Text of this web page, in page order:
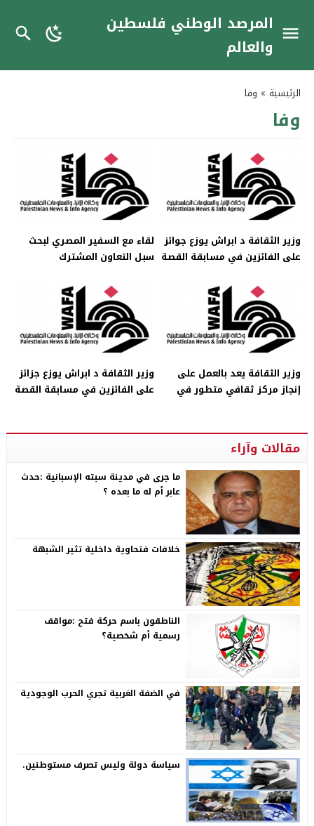
المرصد الوطني فلسطين
والعالم
الرئيسية » وفا
وفا
وزير الثقافة د ابراش يوزع جوائز
على الفائزين في مسابقة القصة
لقاء مع السفير المصري لبحث
سبل التعاون المشترك
وزير الثقافة يعد بالعمل على
إنجاز مركز ثقافي متطور في
وزير الثقافة د ابراش يوزع جزائز
على الفائزين في مسابقة القصة
مقالات وآراء
ما جرى في مدينة سبته الإسبانية :حدث
عابر أم له ما بعده ؟
خلافات فتحاوية داخلية تثير الشبهة
الناطقون باسم حركة فتح :مواقف
رسمية أم شخصية؟
في الضفة الغربية تجري الحرب الوجودية
سياسة دولة وليس تصرف مستوطنين.